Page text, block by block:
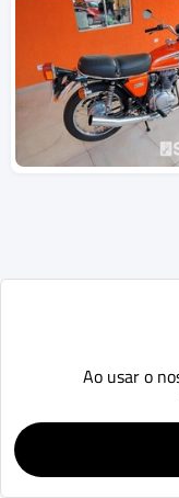
Ao usar o